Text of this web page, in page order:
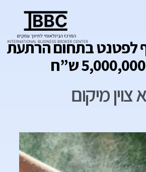
לפטנט בתחום הרתעת
צוין מיקום